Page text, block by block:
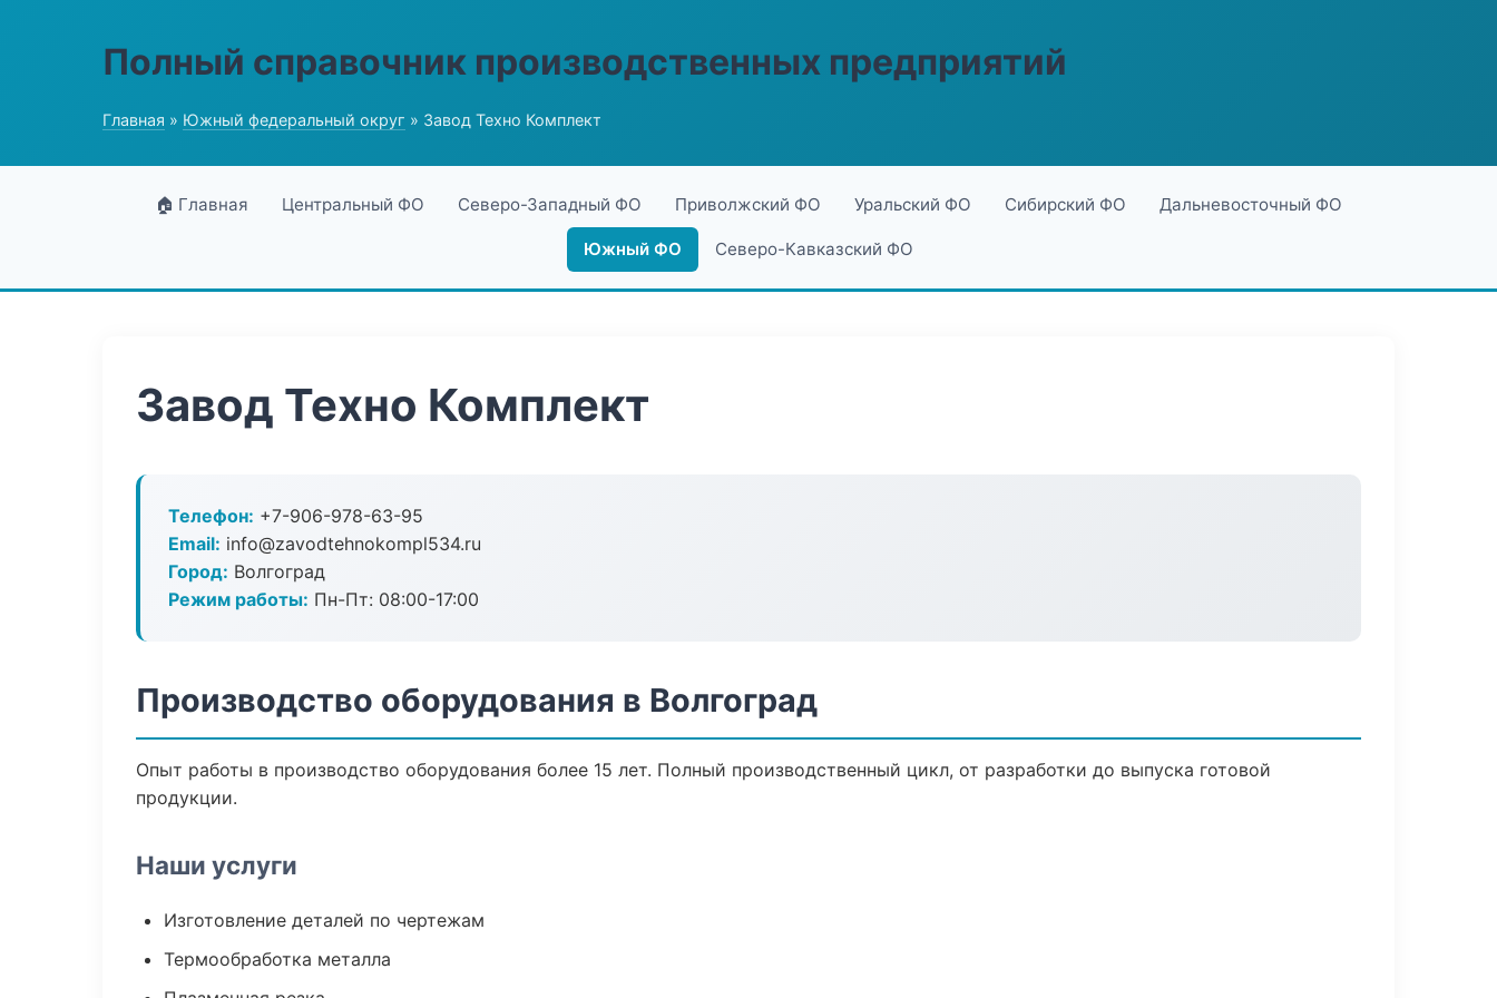
Полный справочник производственных предприятий
Главная » Южный федеральный округ » Завод Техно Комплект
🏠 Главная Центральный ФО Северо-Западный ФО Приволжский ФО Уральский ФО Сибирский ФО Дальневосточный ФО
Южный ФО Северо-Кавказский ФО
Завод Техно Комплект
Телефон: +7-906-978-63-95
Email: info@zavodtehnokompl534.ru
Город: Волгоград
Режим работы: Пн-Пт: 08:00-17:00
Производство оборудования в Волгоград
Опыт работы в производство оборудования более 15 лет. Полный производственный цикл, от разработки до выпуска готовой
продукции.
Наши услуги
Изготовление деталей по чертежам
Термообработка металла